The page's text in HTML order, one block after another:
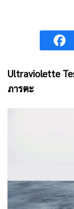
Ultraviolette
ภารตะ